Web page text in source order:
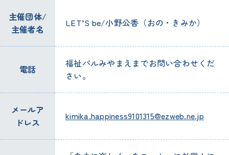
主催団体/
主催者名
LET’S be/小野公香（おの・きみか）
電話
福祉パルみやまえまでお問い合わせくだ
さい。
メールア
ドレス
kimika.happiness9101315@ezweb.ne.jp